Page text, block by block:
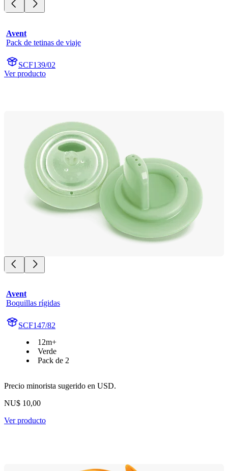
Avent
Pack de tetinas de viaje
SCF139/02
Ver producto
Avent
Boquillas rígidas
SCF147/82
12m+
Verde
Pack de 2
Precio minorista sugerido en USD.
NU$ 10,00
Ver producto